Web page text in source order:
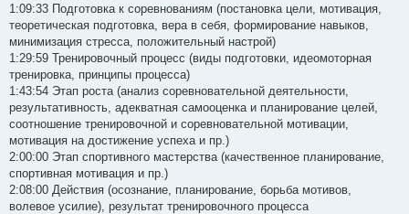
1:09:33 Подготовка к соревнованиям (постановка цели, мотивация,
теоретическая подготовка, вера в себя, формирование навыков,
минимизация стресса, положительный настрой)
1:29:59 Тренировочный процесс (виды подготовки, идеомоторная
тренировка, принципы процесса)
1:43:54 Этап роста (анализ соревновательной деятельности,
результативность, адекватная самооценка и планирование целей,
соотношение тренировочной и соревновательной мотивации,
мотивация на достижение успеха и пр.)
2:00:00 Этап спортивного мастерства (качественное планирование,
спортивная мотивация и пр.)
2:08:00 Действия (осознание, планирование, борьба мотивов,
волевое усилие), результат тренировочного процесса